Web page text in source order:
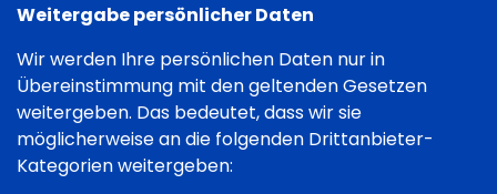
Weitergabe persönlicher Daten
Wir werden Ihre persönlichen Daten nur in
Übereinstimmung mit den geltenden Gesetzen
weitergeben. Das bedeutet, dass wir sie
möglicherweise an die folgenden Drittanbieter-
Kategorien weitergeben: